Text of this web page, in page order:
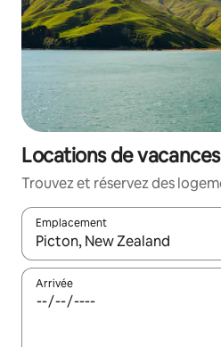
Locations de
Trouvez et réservez des
Emplacement
Quand les résultats sont
Arrivée